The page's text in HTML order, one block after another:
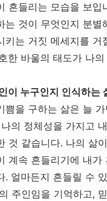
흔들리는 모습을 보입
는 것이 무엇인지 분별
키는 거짓 메세지를 거
한 바울의 태도가 나
이 누구인지 인식하는
쁨을 구하는 삶은 늘
나의 정체성을 가지고
것 같습니다. 나의 삶
계속 흔들리기에 내가
. 얼마든지 흔들릴 수
주인임을 기억하고,